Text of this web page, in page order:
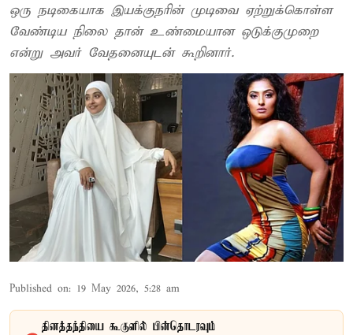
ஒரு நடிகையாக இயக்குநரின் முடிவை ஏற்றுக்கொள்ள
வேண்டிய நிலை தான் உண்மையான ஒடுக்குமுறை
என்று அவர் வேதனையுடன் கூறினார்.
Published on: 19 May 2026, 5:28 am
தினத்தந்தியை கூகுளில் பின்தொடரவும்